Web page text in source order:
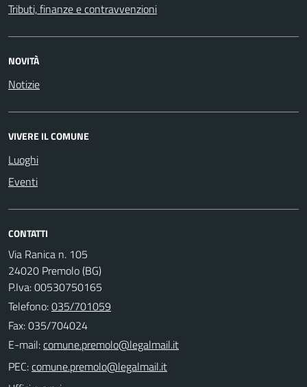
Tributi, finanze e contravvenzioni
NOVITÀ
Notizie
VIVERE IL COMUNE
Luoghi
Eventi
CONTATTI
Via Ranica n. 105
24020 Premolo (BG)
P.Iva: 00530750165
Telefono:035/701059
Fax: 035/704024
E-mail:
PEC: